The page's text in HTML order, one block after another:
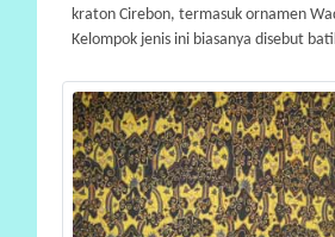
S
I
A
S
I
P
kraton Cirebon, termasuk ornamen
Kelompok jenis ini biasanya disebut